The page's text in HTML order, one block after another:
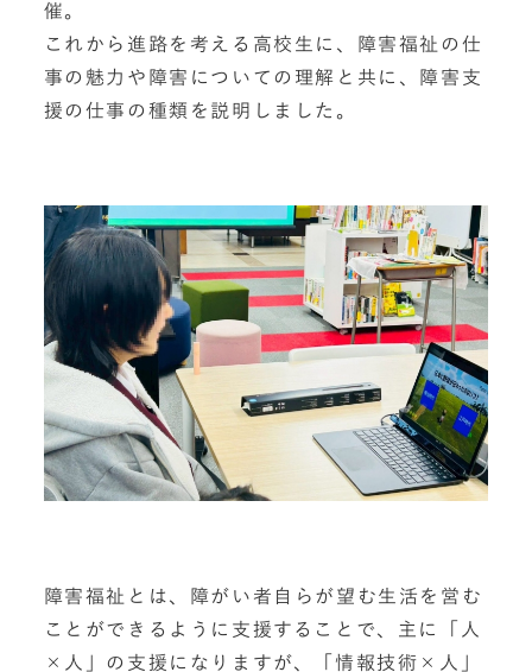
催。
これから進路を考える高校生に、障害福祉の仕
事の魅力や障害についての理解と共に、障害支
援の仕事の種類を説明しました。
障害福祉とは、障がい者自らが望む生活を営む
ことができるように支援することで、主に「人
×人」の支援になりますが、「情報技術×人」